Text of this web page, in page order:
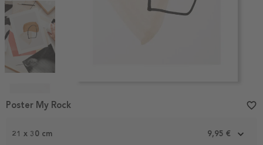
1
21 x 30 cm 9,95 €
Poster My Rock favorite_border